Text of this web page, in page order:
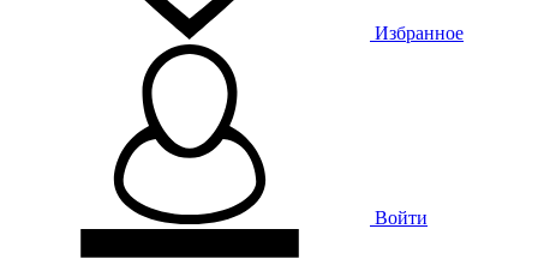
Избранное
Войти